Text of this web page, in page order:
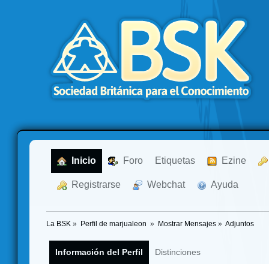
Inicio Foro Etiquetas Ezine
Registrarse Webchat Ayuda
La BSK » Perfil de marjualeon » Mostrar Mensajes» Adjuntos
Información del Perfil Distinciones